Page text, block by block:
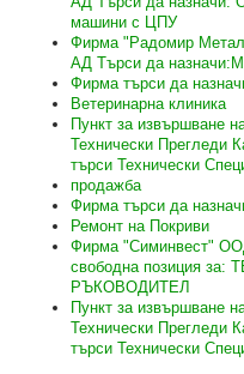
машини с ЦПУ
Фирма "Радомир
АД Търси да
Фирма търси да
Ветеринарна клиника
Пункт за извършване
Технически Прегледи
търси Технически
продажба
Фирма търси да
Ремонт на Покриви
Фирма "Симинвест"
свободна позиция за:
РЪКОВОДИТЕЛ
Пункт за извършване
Технически Прегледи
търси Технически